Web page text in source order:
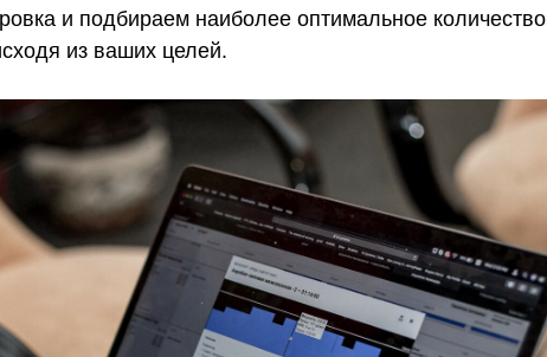
и подбираем наиболее оптимальное количество
из ваших целей.